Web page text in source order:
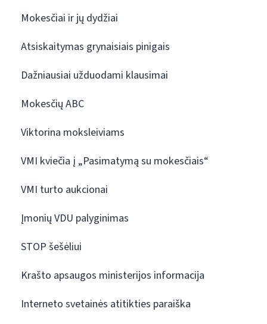
Mokesčiai ir jų dydžiai
Atsiskaitymas grynaisiais pinigais
Dažniausiai užduodami klausimai
Mokesčių ABC
Viktorina moksleiviams
VMI kviečia į „Pasimatymą su mokesčiais“
VMI turto aukcionai
Įmonių VDU palyginimas
STOP šešėliui
Krašto apsaugos ministerijos informacija
Interneto svetainės atitikties paraiška